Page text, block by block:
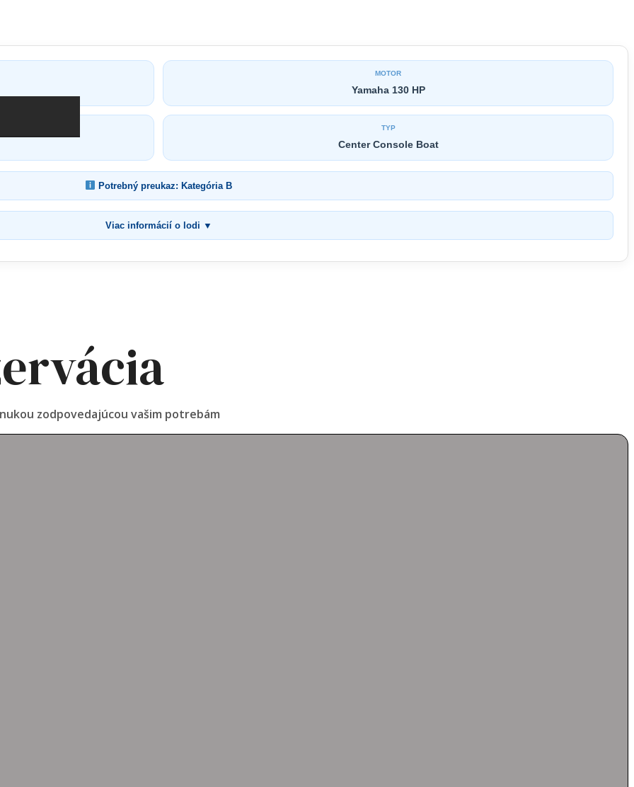
MOTOR
Yamaha 130 HP
TYP
Center Console Boat
Potrebný preukaz: Kategória B
Viac informácií o lodi ▼
zodpovedajúcou vašim potrebám